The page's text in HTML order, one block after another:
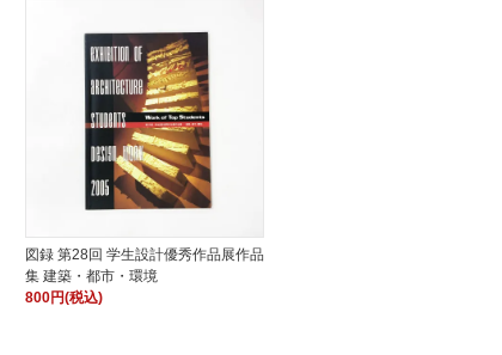
図録 第28回 学生設計優秀作品展作品
集 建築・都市・環境
800円(税込)